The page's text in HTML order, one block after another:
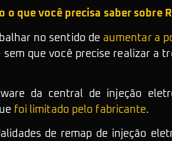
o que você precisa saber sobre
no sentido de aumentar a
que você precise realizar a
da central de injeção
foi limitado pelo fabricante.
de remap de injeção